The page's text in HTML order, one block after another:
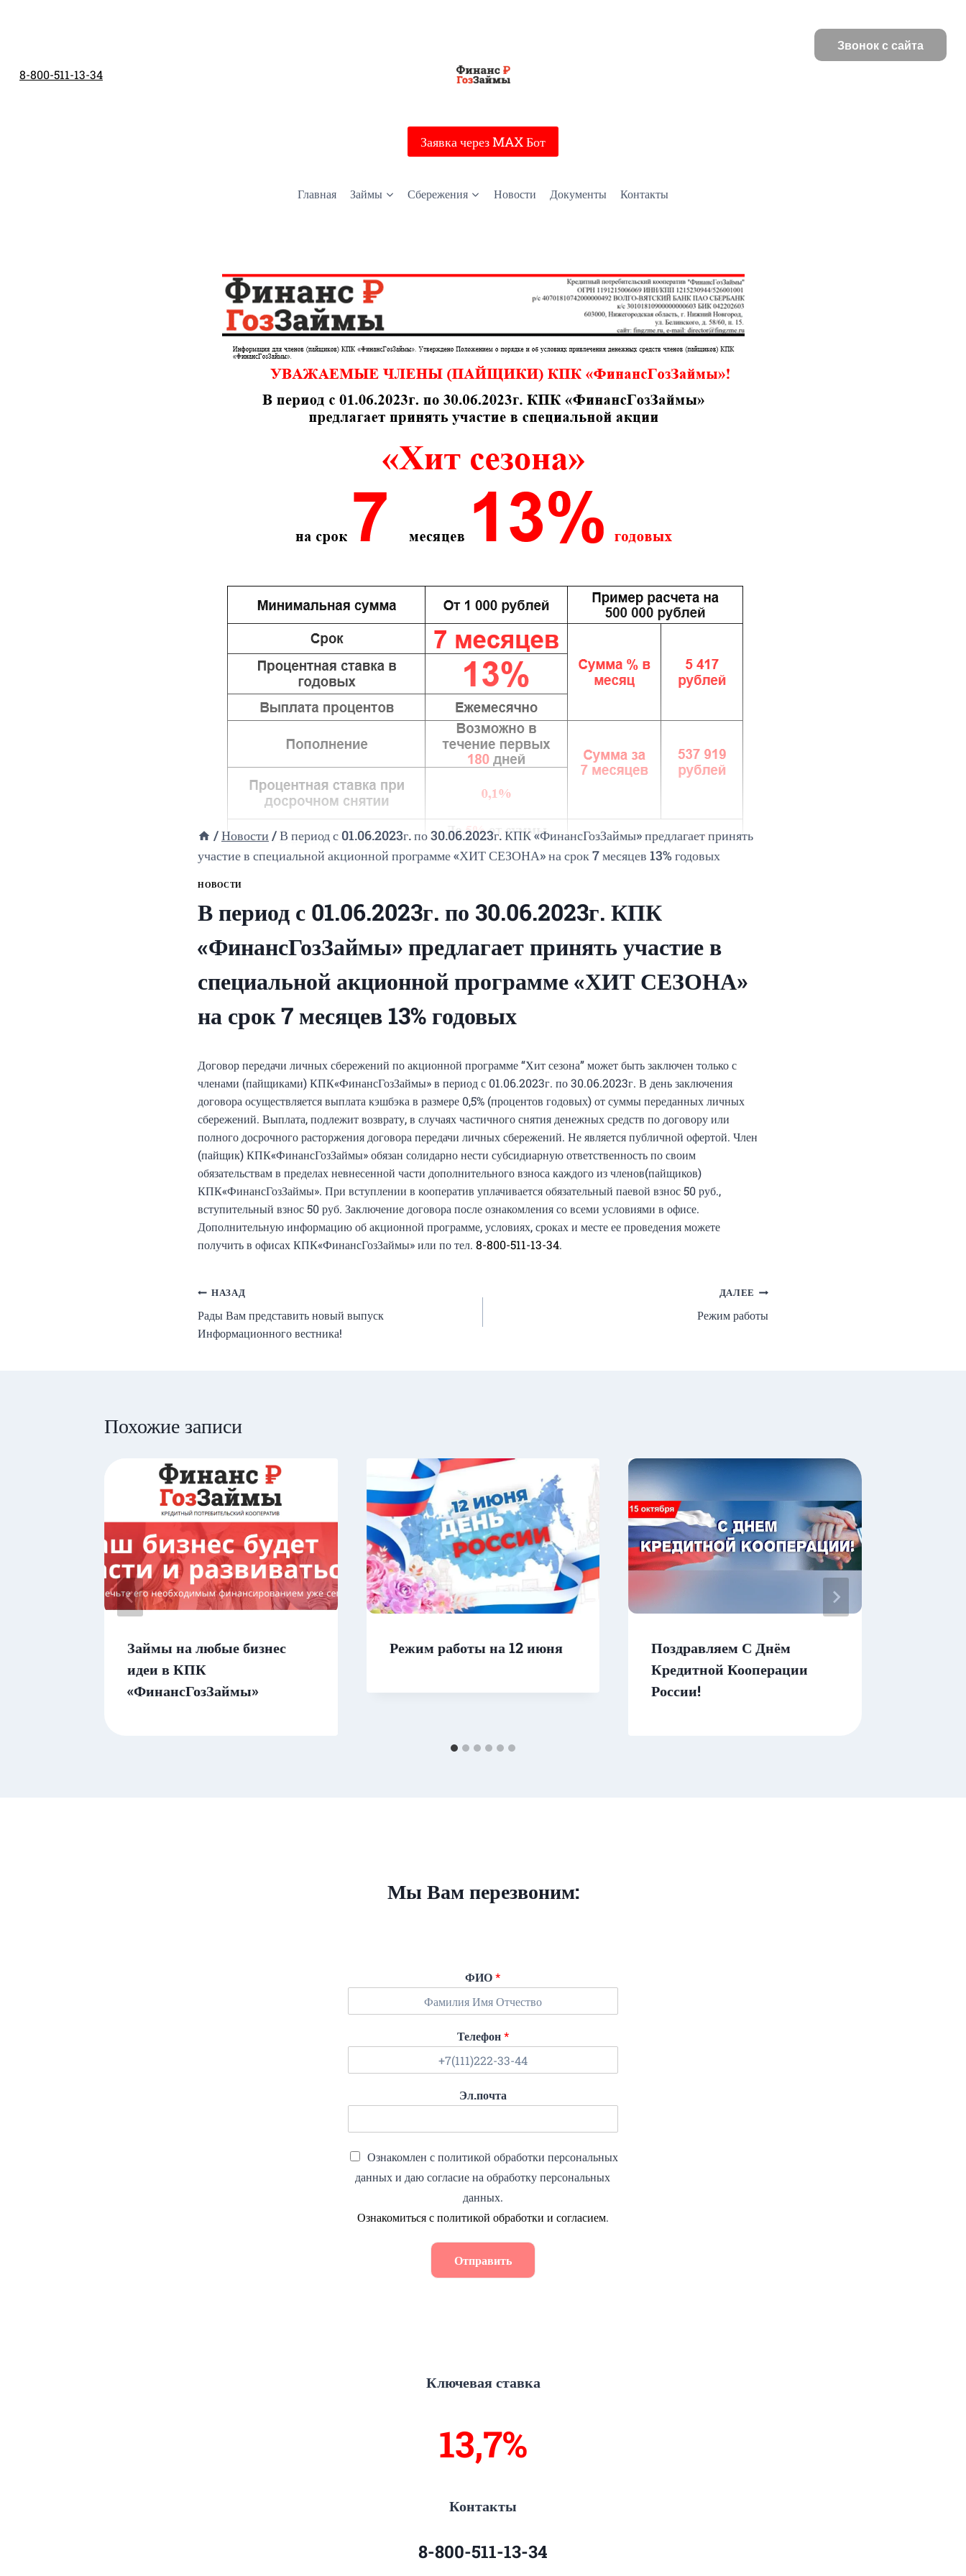
8-800-511-13-34
Звонок с сайта
Заявка через MAX Бот
Главная Займы Сбережения Новости Документы Контакты
/Новости /В период с 01.06.2023г. по 30.06.2023г. КПК «ФинансГозЗаймы» предлагает принять
участие в специальной акционной программе «ХИТ СЕЗОНА» на срок 7 месяцев 13% годовых
НОВОСТИ
В период с 01.06.2023г. по 30.06.2023г. КПК
«ФинансГозЗаймы» предлагает принять участие в
специальной акционной программе «ХИТ СЕЗОНА»
на срок 7 месяцев 13% годовых
Договор передачи личных сбережений по акционной программе “Хит сезона” может быть заключен только с
членами (пайщиками) КПК«ФинансГозЗаймы» в период с 01.06.2023г. по 30.06.2023г. В день заключения
договора осуществляется выплата кэшбэка в размере 0,5% (процентов годовых) от суммы переданных личных
сбережений. Выплата, подлежит возврату, в случаях частичного снятия денежных средств по договору или
полного досрочного расторжения договора передачи личных сбережений. Не является публичной офертой. Член
(пайщик) КПК«ФинансГозЗаймы» обязан солидарно нести субсидиарную ответственность по своим
обязательствам в пределах невнесенной части дополнительного взноса каждого из членов(пайщиков)
КПК«ФинансГозЗаймы». При вступлении в кооператив уплачивается обязательный паевой взнос 50 руб.,
вступительный взнос 50 руб. Заключение договора после ознакомления со всеми условиями в офисе.
Дополнительную информацию об акционной программе, условиях, сроках и месте ее проведения можете
получить в офисах КПК«ФинансГозЗаймы» или по тел. 8-800-511-13-34.
Навигация
по
НАЗАД
Рады Вам представить новый выпуск
Информационного вестника!
ДАЛЕЕ
Режим работы
Похожие записи
Займы на любые бизнес
идеи в КПК
«ФинансГозЗаймы»
Режим работы на 12 июня
Поздравляем С Днём
Кредитной Кооперации
России!
Мы Вам перезвоним:
ФИО*
Телефон*
Эл.почта
Ознакомлен с политикой обработки персональных
данных и даю согласие на обработку персональных
данных.
Ознакомиться с политикой обработки и согласием.
Отправить
Ключевая ставка
13,9%
Контакты
8-800-511-13-34